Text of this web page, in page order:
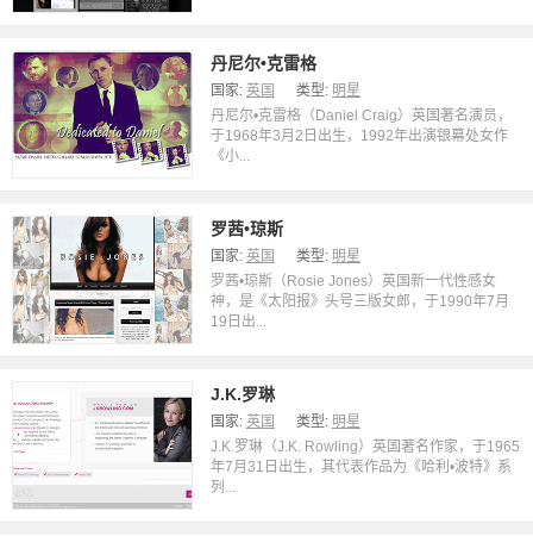
丹尼尔•克雷格
国家: 英国 类型: 明星
丹尼尔•克雷格（Daniel Craig）英国著名演员，
于1968年3月2日出生，1992年出演银幕处女作
《小...
罗茜•琼斯
国家: 英国 类型: 明星
罗茜•琼斯（Rosie Jones）英国新一代性感女
神，是《太阳报》头号三版女郎，于1990年7月
19日出...
J.K.罗琳
国家: 英国 类型: 明星
J.K.罗琳（J.K. Rowling）英国著名作家，于1965
年7月31日出生，其代表作品为《哈利•波特》系
列...